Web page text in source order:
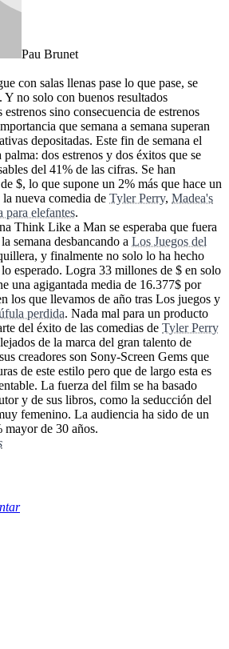
Pau Brunet
con salas llenas pase lo que pase, se
Y no solo con buenos resultados
sino consecuencia de estrenos
que semana a semana superan
depositadas. Este fin de semana el
dos estrenos y dos éxitos que se
del 41% de las cifras. Se han
$, lo que supone un 2% más que hace un
la nueva comedia de Tyler Perry, Madea's
para elefantes.
Think Like a Man se esperaba que fuera
semana desbancando a Los Juegos del
y finalmente no solo lo ha hecho
esperado. Logra 33 millones de $ en solo
una agigantada media de 16.377$ por
los que llevamos de año tras Los juegos y
perdida. Nada mal para un producto
del éxito de las comedias de Tyler Perry
de la marca del gran talento de
creadores son Sony-Screen Gems que
de este estilo pero que de largo esta es
La fuerza del film se ha basado
y de sus libros, como la seducción del
femenino. La audiencia ha sido de un
de 30 años.